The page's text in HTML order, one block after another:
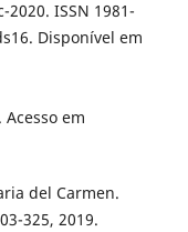
2020. ISSN 1981-
Disponível em
Acesso em
del Carmen.
325, 2019.